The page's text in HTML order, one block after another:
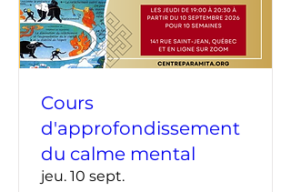
Cours
d'approfondissement
du calme mental
jeu. 10 sept.